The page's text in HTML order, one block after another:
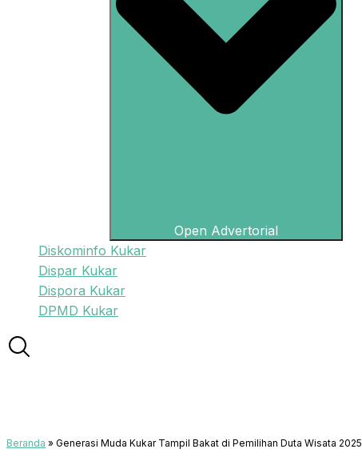
Open Advertorial
Diskominfo Kukar
Dispar Kukar
Dispora Kukar
DPMD Kukar
Beranda » Generasi Muda Kukar Tampil Bakat di Pemilihan Duta Wisata 2025